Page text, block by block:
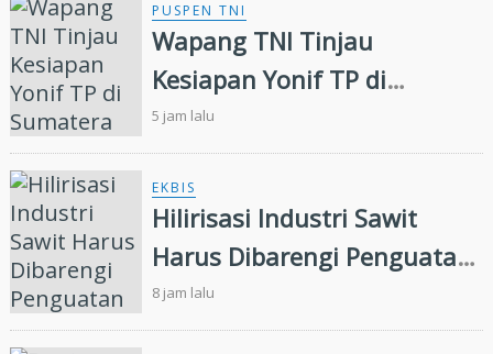
Perambahan Hutan
PUSPEN TNI
Wapang TNI Tinjau
Kesiapan Yonif TP di
Sumatera Utara
5 jam lalu
EKBIS
Hilirisasi Industri Sawit
Harus Dibarengi Penguatan
Ekosistem Hulu hingga Hilir
8 jam lalu